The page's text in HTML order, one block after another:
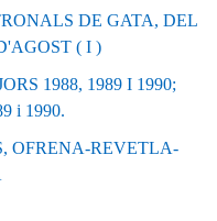
DE GATA, DEL
( I )
1988, 1989 I 1990;
i 1990.
OFRENA-REVETLA-